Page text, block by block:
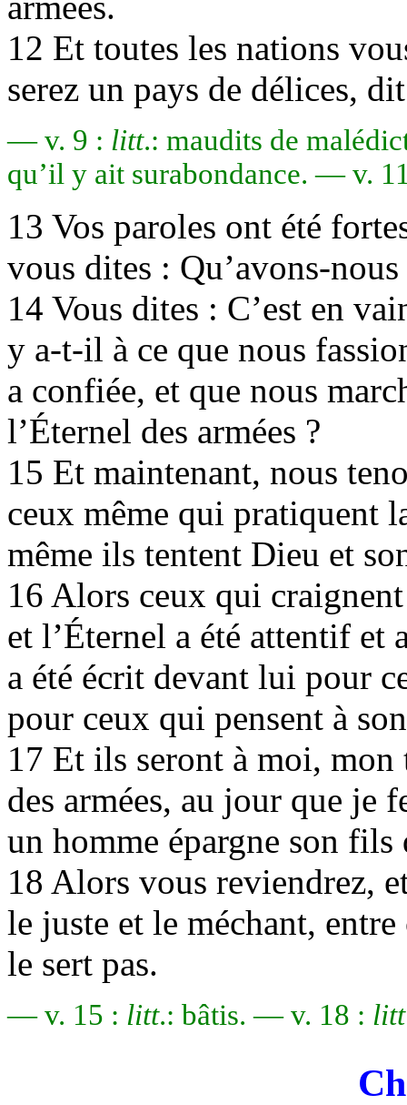
12 Et toutes les nations
serez un pays de délices,
— v. 9 : litt.: maudits de
qu’il y ait surabondance. — v.
13 Vos paroles ont été
vous dites : Qu’avons-
14 Vous dites : C’est en
y a-t-il à ce que nous
a confiée, et que nous
l’Éternel des armées ?
15 Et maintenant, nous
ceux même qui pratiquent
même ils tentent Dieu et
16 Alors ceux qui
et l’Éternel a été attentif et
a été écrit devant lui pour
pour ceux qui pensent à
17 Et ils seront à moi,
des armées, au jour que je
un homme épargne son fils
18 Alors vous reviendrez,
le juste et le méchant,
le sert pas.
— v. 15 : litt.: bâtis. — v. 18 : litt